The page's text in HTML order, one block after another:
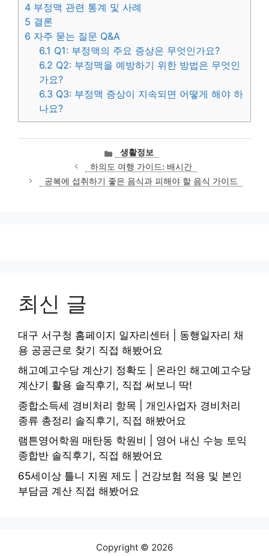
4 부정맥 관련 통계 및 사례
5 결론
6 자주 묻는 질문 Q&A
6.1 Q1: 부정맥의 주요 증상은 무엇인가요?
6.2 Q2: 부정맥을 예방하기 위한 방법은 무엇인
가요?
6.3 Q3: 부정맥 증상이 지속되면 어떻게 해야 하
나요?
카
테
고
리
생활정보
하의도 여행 가이드: 배시간
공복에 섭취하기 좋은 음식과 피해야 할 음식 가이드
최신 글
대구 서구청 홈페이지 일자리센터 | 동행일자리 채
용 공공근로 찾기 직접 해봤어요
해고예고수당 계산기 정확도 | 온라인 해고예고수당
계산기 활용 솔직후기, 직접 써보니 딱!
종합소득세 경비처리 항목 | 개인사업자 경비처리
종류 총정리 솔직후기, 직접 해봤어요
램튼영어학원 매탄동 학원비 | 영어 내신 수능 토익
종합반 솔직후기, 직접 해봤어요
65세이상 틀니 지원 제도 | 건강보험 적용 및 본인
부담금 계산 직접 해봤어요
Copyright © 2026